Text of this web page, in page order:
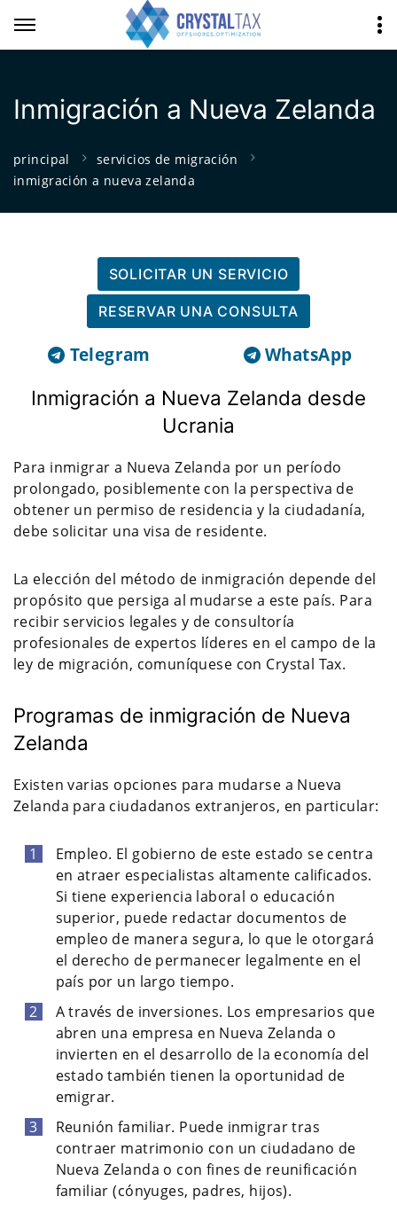
Inmigración a Nueva Zelanda
principal
servicios de migración
inmigración a nueva zelanda
SOLICITAR UN SERVICIO
RESERVAR UNA CONSULTA
Telegram WhatsApp
Inmigración a Nueva Zelanda desde
Ucrania
Para inmigrar a Nueva Zelanda por un período
prolongado, posiblemente con la perspectiva de
obtener un permiso de residencia y la ciudadanía,
debe solicitar una visa de residente.
La elección del método de inmigración depende del
propósito que persiga al mudarse a este país. Para
recibir servicios legales y de consultoría
profesionales de expertos líderes en el campo de la
ley de migración, comuníquese con Crystal Tax.
Programas de inmigración de Nueva
Zelanda
Existen varias opciones para mudarse a Nueva
Zelanda para ciudadanos extranjeros, en particular:
Empleo. El gobierno de este estado se centra
en atraer especialistas altamente calificados.
Si tiene experiencia laboral o educación
superior, puede redactar documentos de
empleo de manera segura, lo que le otorgará
el derecho de permanecer legalmente en el
país por un largo tiempo.
A través de inversiones. Los empresarios que
abren una empresa en Nueva Zelanda o
invierten en el desarrollo de la economía del
estado también tienen la oportunidad de
emigrar.
Reunión familiar. Puede inmigrar tras
contraer matrimonio con un ciudadano de
Nueva Zelanda o con fines de reunificación
familiar (cónyuges, padres, hijos).